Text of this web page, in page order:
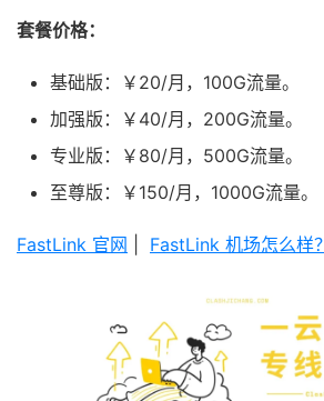
套餐价格：
基础版：￥20/月，100G流量。
加强版：￥40/月，200G流量。
专业版：￥80/月，500G流量。
至尊版：￥150/月，1000G流量。
FastLink 官网 FastLink 机场怎么样？